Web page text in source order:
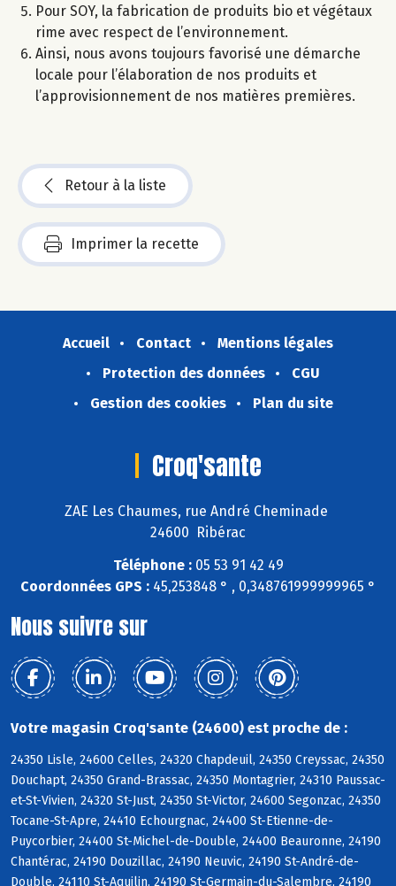
Pour SOY, la fabrication de produits bio et végétaux
rime avec respect de l’environnement.
Ainsi, nous avons toujours favorisé une démarche
locale pour l’élaboration de nos produits et
l’approvisionnement de nos matières premières.
Retour à la liste
Imprimer la recette
Accueil Contact
Mentions légales
Protection des données
CGU
Gestion des cookies
Plan du site
Croq'sante
ZAE Les Chaumes, rue André Cheminade
24600 Ribérac
Téléphone :05 53 91 42 49
Coordonnées GPS : 45,253848 ° , 0,348761999999965 °
Nous suivre sur
Votre magasin Croq'sante (24600) est proche de :
24350 Lisle, 24600 Celles, 24320 Chapdeuil, 24350 Creyssac, 24350
Douchapt, 24350 Grand-Brassac, 24350 Montagrier, 24310 Paussac-
et-St-Vivien, 24320 St-Just, 24350 St-Victor, 24600 Segonzac, 24350
Tocane-St-Apre, 24410 Echourgnac, 24400 St-Etienne-de-
Puycorbier, 24400 St-Michel-de-Double, 24400 Beauronne, 24190
Chantérac, 24190 Douzillac, 24190 Neuvic, 24190 St-André-de-
Double, 24110 St-Aquilin, 24190 St-Germain-du-Salembre, 24190